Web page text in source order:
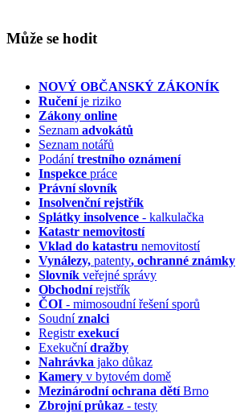
Může se hodit
NOVÝ OBČANSKÝ ZÁKONÍK
Ručeníje riziko
Zákony online
Seznam advokátů
Seznam notářů
Podánítrestního oznámení
Inspekce práce
Právní slovník
Insolvenčnírejstřík
Splátky insolvence - kalkulačka
Katastr nemovitostí
Vklad do katastru nemovitostí
Vynálezy, patenty, ochranné známky
Slovník veřejné správy
Obchodnírejstřík
ČOI - mimosoudní řešení sporů
Soudníznalci
Registrexekucí
Exekučnídražby
Nahrávka jako důkaz
Kamery v bytovém domě
Mezinárodní ochrana dětíBrno
Zbrojní průkaz - testy